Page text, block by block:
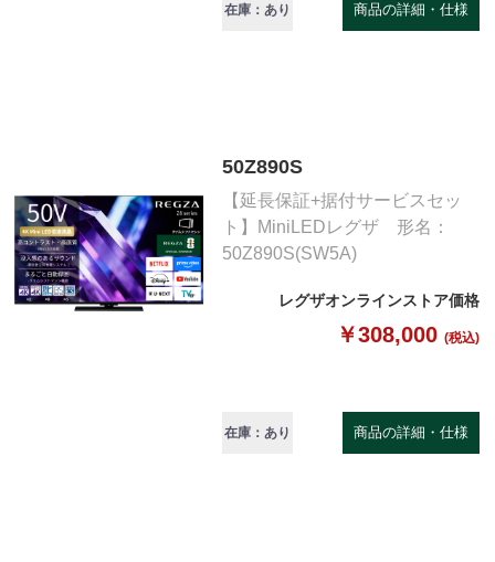
在庫：あり 商品の詳細・仕様
50Z890S
【延長保証+据付サービスセッ
ト】MiniLEDレグザ 形名：
50Z890S(SW5A)
レグザオンラインストア価格
￥308,000 (税込)
在庫：あり 商品の詳細・仕様